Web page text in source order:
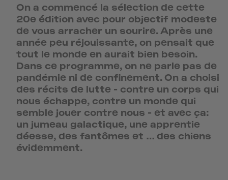
On a commencé la sélection de cette
20e édition avec pour objectif modeste
de vous arracher un sourire. Après une
année peu réjouissante, on pensait que
tout le monde en aurait bien besoin.
Dans ce programme, on ne parle pas de
pandémie ni de confinement. On a choisi
des récits de lutte - contre un corps qui
nous échappe, contre un monde qui
semble jouer contre nous - et avec ça:
un jumeau galactique, une apprentie
déesse, des fantômes et … des chiens
évidemment.